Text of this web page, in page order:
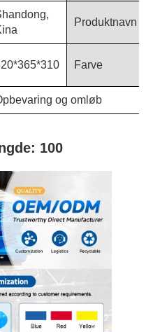
Produktnavn
Farve
og omløb
100